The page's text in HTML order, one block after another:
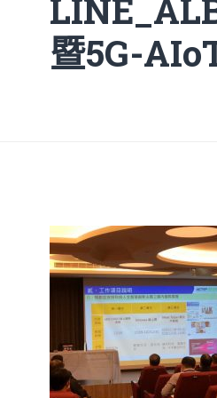
暨5G-